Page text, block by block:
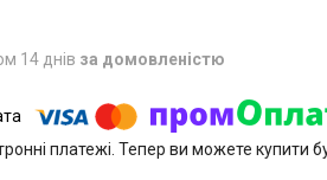
14 днів за домовленістю
платежі. Тепер ви можете